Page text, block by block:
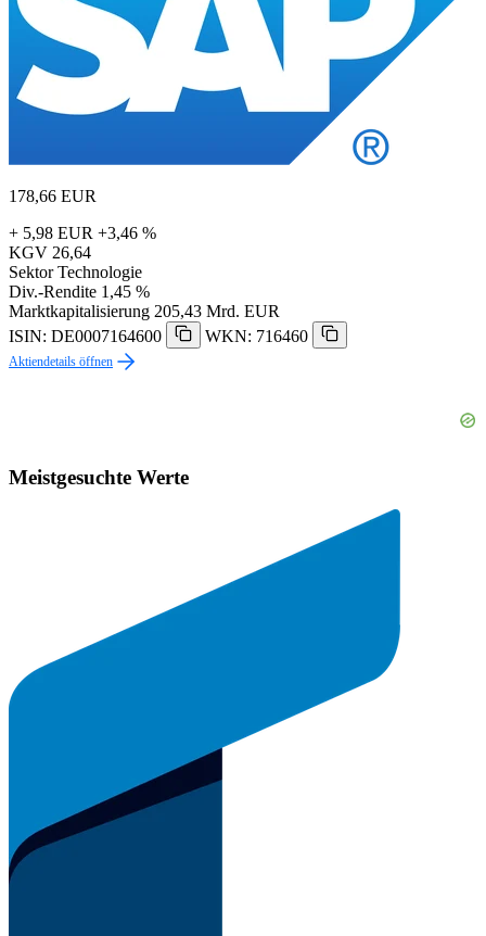
178,66 EUR
+ 5,98 EUR +3,46 %
KGV 26,64
Sektor Technologie
Div.-Rendite 1,45 %
Marktkapitalisierung 205,43 Mrd. EUR
ISIN: DE0007164600
WKN: 716460
Aktiendetails öffnen
Meistgesuchte Werte